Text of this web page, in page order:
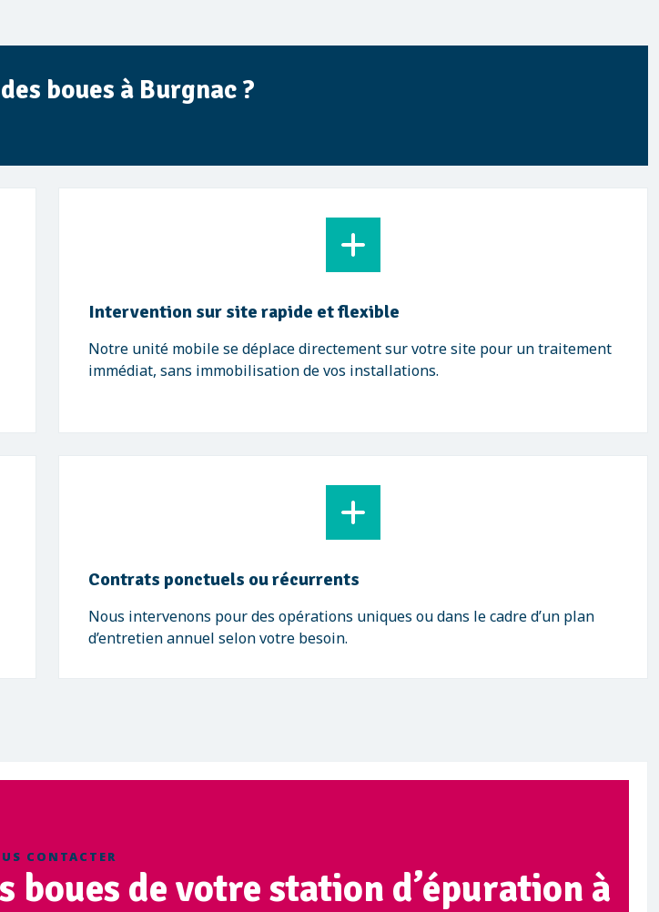
boues à Burgnac ?
Intervention sur site rapide et flexible
Notre unité mobile se déplace directement sur votre site pour un traitement
immédiat, sans immobilisation de vos installations.
Contrats ponctuels ou récurrents
Nous intervenons pour des opérations uniques ou dans le cadre d’un plan
d’entretien annuel selon votre besoin.
CONTACTER
boues de votre station d’épuration à